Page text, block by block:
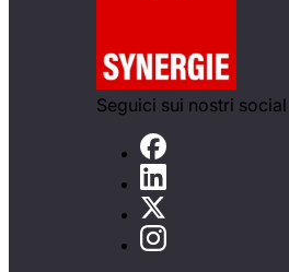
Seguici sui nostri social